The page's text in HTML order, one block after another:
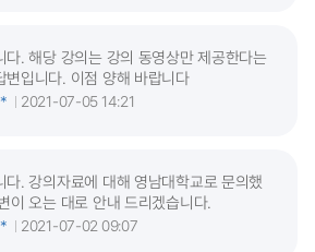
다. 해당 강의는 강의 동영상만 제공한다는
변입니다. 이점 양해 바랍니다
2021-07-05 14:21
다. 강의자료에 대해 영남대학교로 문의했
이 오는 대로 안내 드리겠습니다.
2021-07-02 09:07